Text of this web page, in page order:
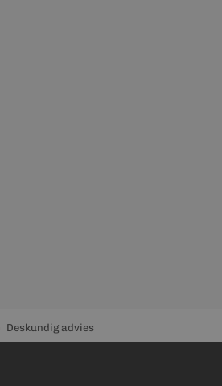
Deskundig advies